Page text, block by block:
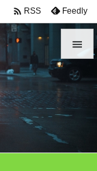


メニュ

 RSS Feedly